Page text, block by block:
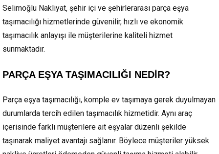
Selimoğlu Nakliyat, şehir içi ve şehirlerarası parça eşya
taşımacılığı hizmetlerinde güvenilir, hızlı ve ekonomik
taşımacılık anlayışı ile müşterilerine kaliteli hizmet
sunmaktadır.
PARÇA EŞYA TAŞIMACILIĞI NEDİR?
Parça eşya taşımacılığı, komple ev taşımaya gerek duyulmayan
durumlarda tercih edilen taşımacılık hizmetidir. Aynı araç
içerisinde farklı müşterilere ait eşyalar düzenli şekilde
taşınarak maliyet avantajı sağlanır. Böylece müşteriler yüksek